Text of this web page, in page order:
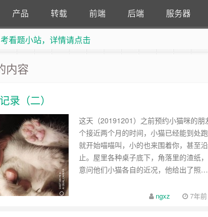
产品 转载 前端 后端 服务器
看题小站，详情请点击
内容
录（二）
这天（20191201）之前预约小猫咪的
个接近两个月的时间，小猫已经能到处
就开始喵喵叫，小的也来围着你，甚至
止。屋里各种桌子底下，角落里的渣纸
意问他们小猫各自的近况，他给出了
ngxz 7年